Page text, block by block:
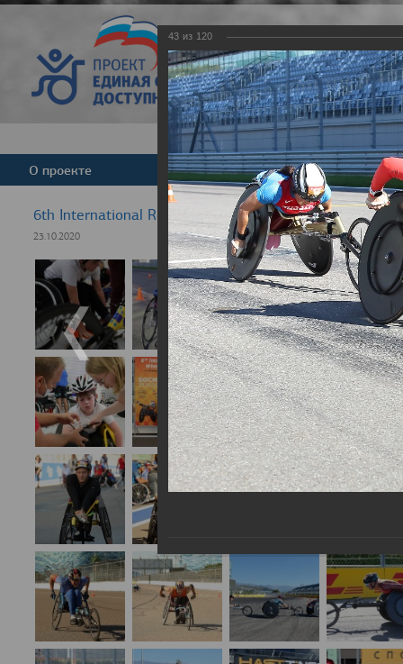
Версия для
О проекте Команда Новости
6th International Rezept-Sport Wheelchair Half
23.10.2020
43 из 120